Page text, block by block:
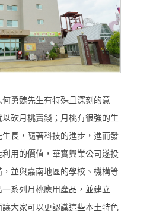
勇魏先生有特殊且深刻的意
砍月桃賣錢；月桃有很強的生
長，隨著科技的進步，進而發
用的價值，華實興業公司遂投
並與嘉南地區的學校、機構等
系列月桃應用產品，並建立
讓大家可以更認識這些本土特色